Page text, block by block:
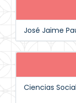
José Jaime
Ciencias